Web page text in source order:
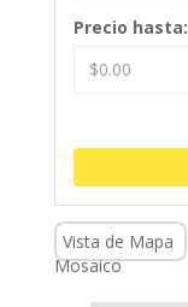
Precio hasta:
Vista de Mapa
Mosaico